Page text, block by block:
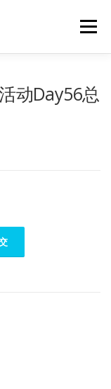
Menu
动Day56总